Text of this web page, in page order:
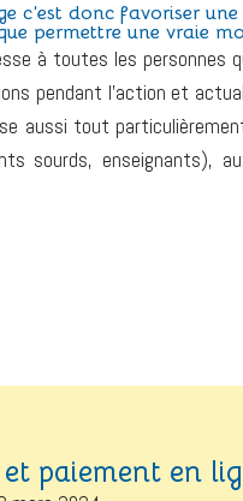
c’est donc favoriser
permettre une vraie
à toutes les
pendant l’action et
aussi tout
sourds, enseignants),
paiement en